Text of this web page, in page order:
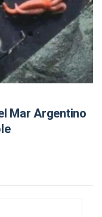
Mar Argentino